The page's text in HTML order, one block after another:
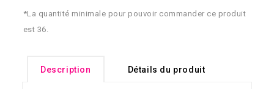
*La quantité minimale pour pouvoir commander ce produit
est 36.
Description Détails du produit